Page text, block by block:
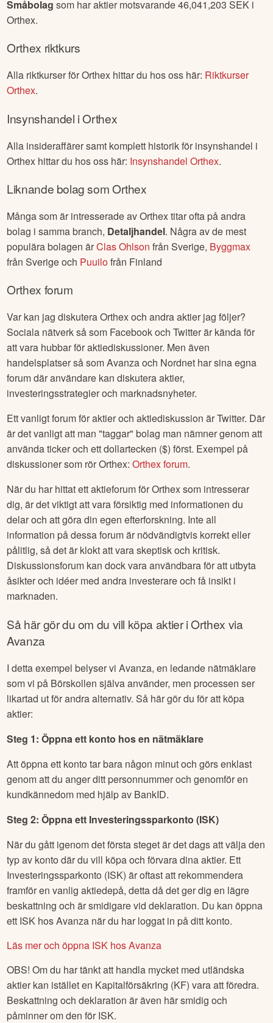
Småbolag som har aktier motsvarande46,041,203 SEK i
Orthex.
Orthex riktkurs
Alla riktkurser förOrthex hittar du hos oss här: Riktkurser
Orthex.
Insynshandel iOrthex
Alla insideraffärer samt komplett historik för insynshandel i
Orthex hittar du hos oss här: InsynshandelOrthex.
Liknande bolag somOrthex
Många som är intresserade avOrthextitar ofta på andra
bolag i samma branch, Detaljhandel. Några av de mest
populära bolagen ärClas Ohlson frånSverige, Byggmax
frånSverigeoch Puuilofrån Finland
Orthex forum
Var kan jag diskuteraOrthexoch andra aktier jag följer?
Sociala nätverk så som Facebook och Twitter är kända för
att vara hubbar för aktiediskussioner. Men även
handelsplatser så som Avanza och Nordnet har sina egna
forum där användare kan diskutera aktier,
investeringsstrategier och marknadsnyheter.
Ett vanligt forum för aktier och aktiediskussion är Twitter. Där
är det vanligt att man "taggar" bolag man nämner genom att
använda ticker och ett dollartecken ($) först. Exempel på
diskussioner som rörOrthex:Orthexforum.
När du har hittat ett aktieforum förOrthexsom intresserar
dig, är det viktigt att vara försiktig med informationen du
delar och att göra din egen efterforskning. Inte all
information på dessa forum är nödvändigtvis korrekt eller
pålitlig, så det är klokt att vara skeptisk och kritisk.
Diskussionsforum kan dock vara användbara för att utbyta
åsikter och idéer med andra investerare och få insikt i
marknaden.
Så här gör du om du vill köpa aktier iOrthex via
Avanza
I detta exempel belyser vi Avanza, en ledande nätmäklare
som vi på Börskollen själva använder, men processen ser
likartad ut för andra alternativ. Så här gör du för att köpa
aktier:
Steg 1: Öppna ett konto hos en nätmäklare
Att öppna ett konto tar bara någon minut och görs enklast
genom att du anger ditt personnummer och genomför en
kundkännedom med hjälp av BankID.
Steg 2: Öppna ett Investeringssparkonto (ISK)
När du gått igenom det första steget är det dags att välja den
typ av konto där du vill köpa och förvara dina aktier. Ett
Investeringssparkonto (ISK) är oftast att rekommendera
framför en vanlig aktiedepå, detta då det ger dig en lägre
beskattning och är smidigare vid deklaration. Du kan öppna
ett ISK hos Avanza när du har loggat in på ditt konto.
Läs mer och öppna ISK hos Avanza
OBS! Om du har tänkt att handla mycket med utländska
aktier kan istället en Kapitalförsäkring (KF) vara att föredra.
Beskattning och deklaration är även här smidig och
påminner om den för ISK.